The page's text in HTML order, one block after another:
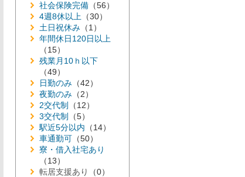
社会保険完備 （56）
4週8休以上 （30）
土日祝休み （1）
年間休日120日以上
（15）
残業月10ｈ以下
（49）
日勤のみ （42）
夜勤のみ （2）
2交代制
（12）
3交代制
（5）
駅近5分以内 （14）
車通勤可 （50）
寮・借入社宅あり
（13）
転居支援あり
（0）